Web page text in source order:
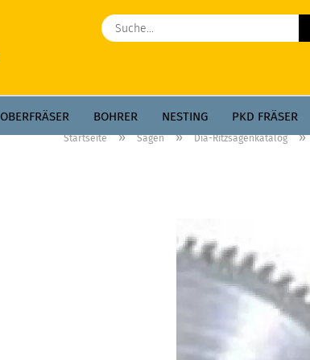
OBERFRÄSER BOHRER NESTING PKD FRÄSER
Startseite » Sägen » Dia-Ritzsägenkatalog »